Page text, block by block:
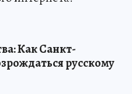
Как Санкт-
русскому